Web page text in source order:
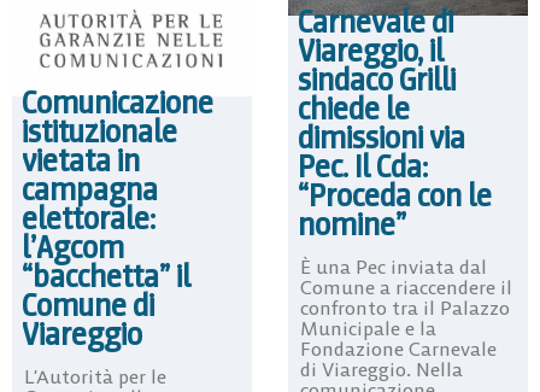
Comunicazione
istituzionale
vietata in
campagna
elettorale:
l’Agcom
“bacchetta” il
Comune di
Viareggio
L’Autorità per le
Carnevale di
Viareggio, il
sindaco Grilli
chiede le
dimissioni via
Pec. Il Cda:
“Proceda con le
nomine”
È una Pec inviata dal
Comune a riaccendere il
confronto tra il Palazzo
Municipale e la
Fondazione Carnevale
di Viareggio. Nella